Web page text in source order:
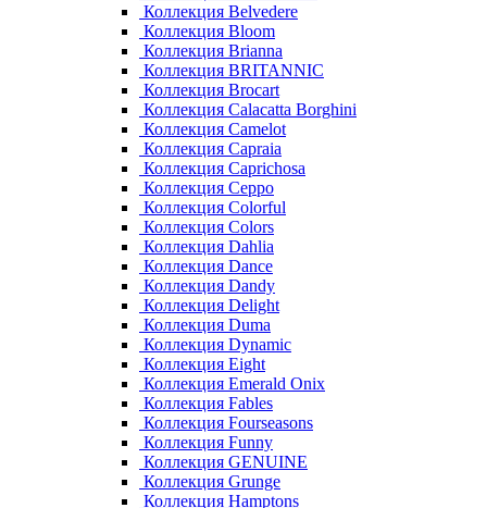
Коллекция Belvedere
Коллекция Bloom
Коллекция Brianna
Коллекция BRITANNIC
Коллекция Brocart
Коллекция Calacatta Borghini
Коллекция Camelot
Коллекция Capraia
Коллекция Caprichosa
Коллекция Ceppo
Коллекция Colorful
Коллекция Colors
Коллекция Dahlia
Коллекция Dance
Коллекция Dandy
Коллекция Delight
Коллекция Duma
Коллекция Dynamic
Коллекция Eight
Коллекция Emerald Onix
Коллекция Fables
Коллекция Fourseasons
Коллекция Funny
Коллекция GENUINE
Коллекция Grunge
Коллекция Hamptons